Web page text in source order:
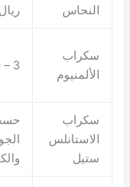
النحاس
ريال
سكراب
الألمنيوم
3 – 10 ريال
سكراب
الاستانلس
ستيل